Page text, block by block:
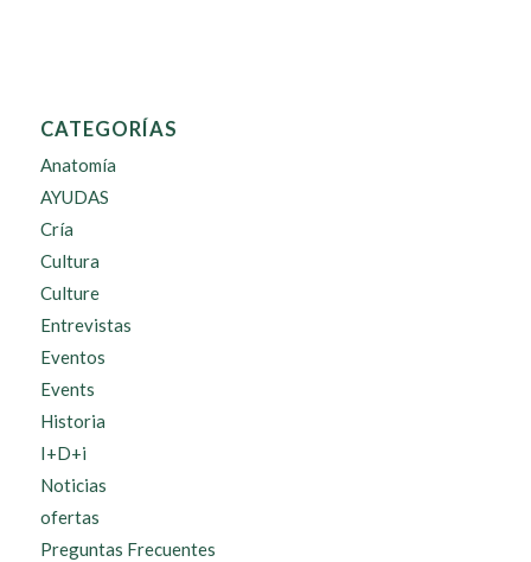
CATEGORÍAS
Anatomía
AYUDAS
Cría
Cultura
Culture
Entrevistas
Eventos
Events
Historia
I+D+i
Noticias
ofertas
Preguntas Frecuentes